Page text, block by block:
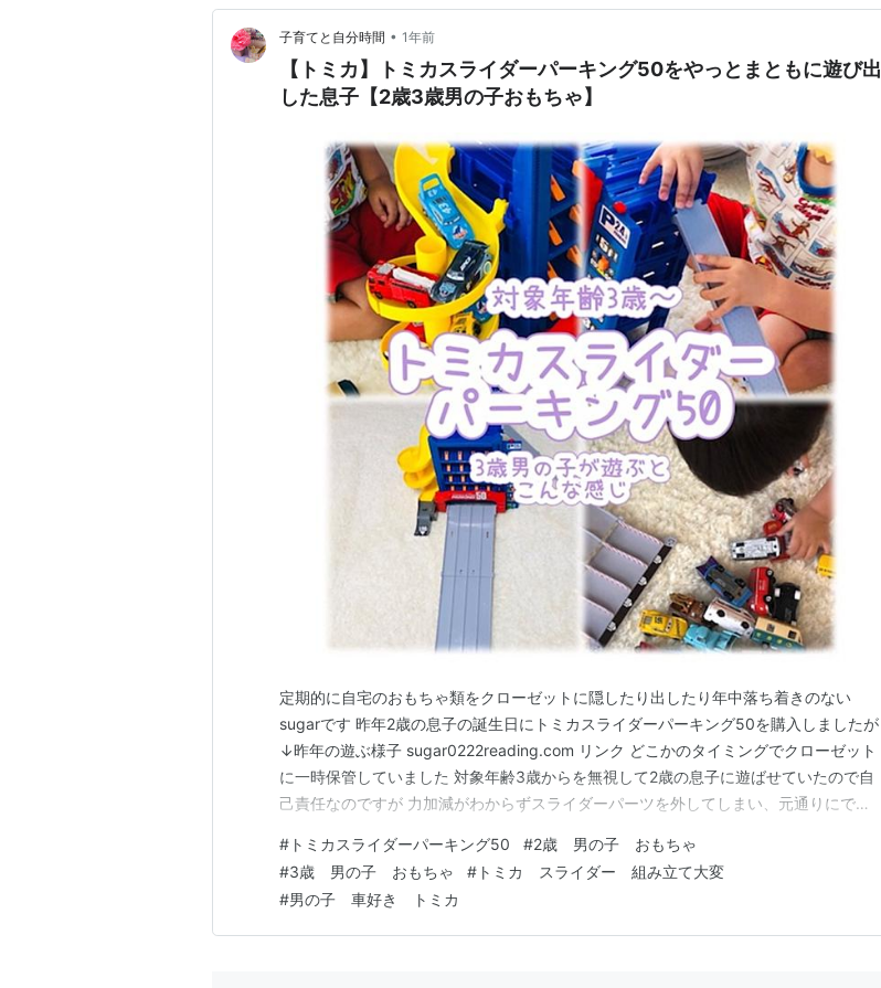
子育てと自分時間 • 1年前
【トミカ】トミカスライダーパーキング50をやっとまともに遊び出
した息子【2歳3歳男の子おもちゃ】
定期的に自宅のおもちゃ類をクローゼットに隠したり出したり年中落ち着きのない
sugarです 昨年2歳の息子の誕生日にトミカスライダーパーキング50を購入しましたが
↓昨年の遊ぶ様子 sugar0222reading.com リンク どこかのタイミングでクローゼット
に一時保管していました 対象年齢3歳からを無視して2歳の息子に遊ばせていたので自
己責任なのですが 力加減がわからずスライダーパーツを外してしまい、元通りにでき
癪を起こしたら目に入ったスライダーパーキングを投げ飛ばすといった感じでした イ
ヤイヤ期真っ最中で、不…
# トミカスライダーパーキング50 #2歳 男の子 おもちゃ
#3歳 男の子 おもちゃ # トミカ スライダー 組み立て大変
#男の子 車好き トミカ